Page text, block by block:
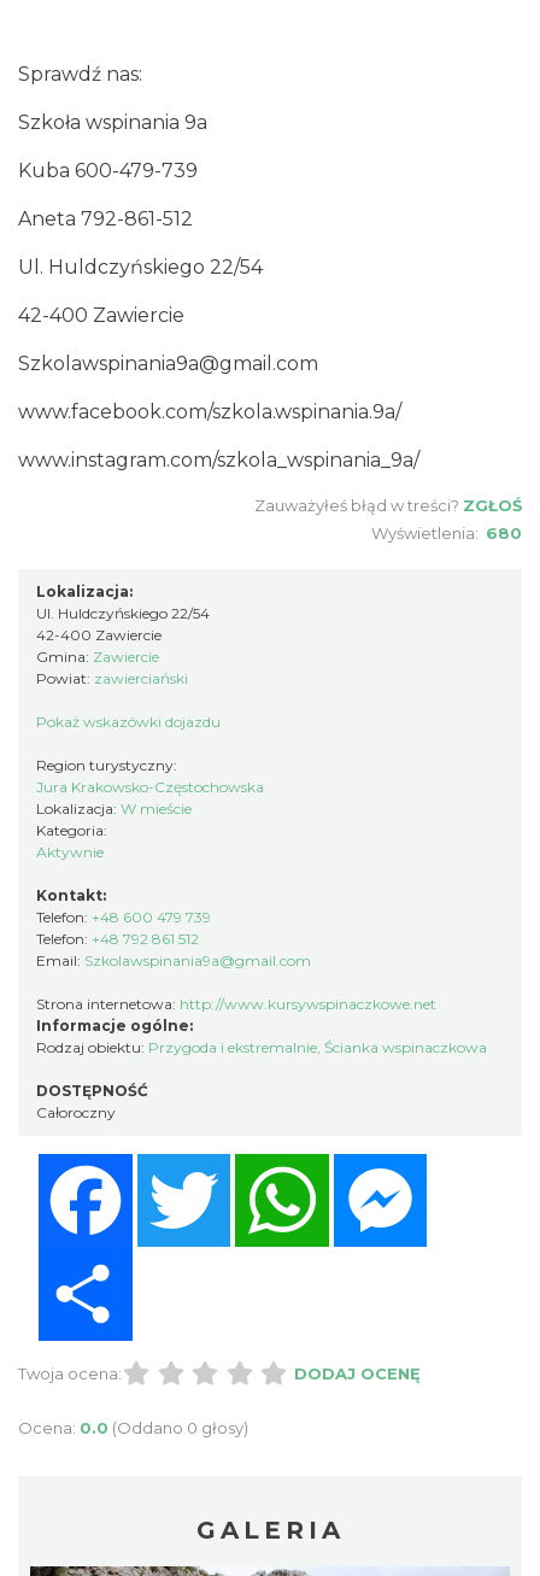
Sprawdź nas:
Szkoła wspinania 9a
Kuba 600-479-739
Aneta 792-861-512
Ul. Huldczyńskiego 22/54
42-400 Zawiercie
Szkolawspinania9a@gmail.com
www.facebook.com/szkola.wspinania.9a/
www.instagram.com/szkola_wspinania_9a/
Zauważyłeś błąd w treści? ZGŁOŚ
Wyświetlenia: 680
Lokalizacja:
Ul. Huldczyńskiego 22/54
42-400 Zawiercie
Gmina: Zawiercie
Powiat: zawierciański
Pokaż wskazówki dojazdu
Region turystyczny:
Jura Krakowsko-Częstochowska
Lokalizacja: W mieście
Kategoria:
Aktywnie
Kontakt:
Telefon: +48 600 479 739
Telefon: +48 792 861 512
Email: Szkolawspinania9a@gmail.com
Strona internetowa: http://www.kursywspinaczkowe.net
Informacje ogólne:
Rodzaj obiektu: Przygoda i ekstremalnie Ścianka wspinaczkowa
DOSTĘPNOŚĆ
Całoroczny
Twitter
Twoja ocena: DODAJ OCENĘ
Ocena: 0.0 (Oddano 0 głosy)
GALERIA